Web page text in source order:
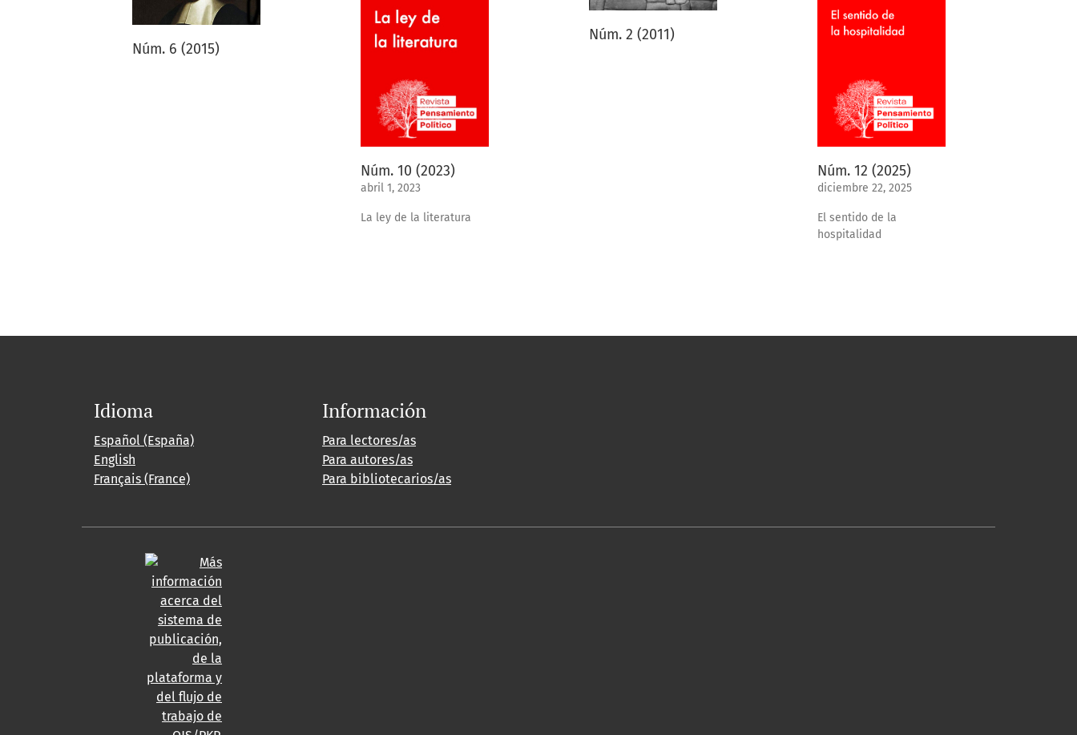
Núm. 6 (2015)
Núm. 10 (2023)
abril 1, 2023
La ley de la literatura
Núm. 2 (2011)
Núm. 12 (2025)
diciembre 22, 2025
El sentido de la
hospitalidad
Idioma
Español (España)
English
Français (France)
Información
Para lectores/as
Para autores/as
Para bibliotecarios/as